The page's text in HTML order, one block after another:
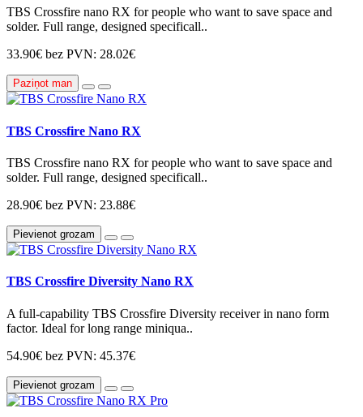
TBS Crossfire nano RX for people who want to save space and
solder. Full range, designed specificall..
33.90€ bez PVN: 28.02€
Paziņot man
TBS Crossfire Nano RX
TBS Crossfire nano RX for people who want to save space and
solder. Full range, designed specificall..
28.90€ bez PVN: 23.88€
Pievienot grozam
TBS Crossfire Diversity Nano RX
A full-capability TBS Crossfire Diversity receiver in nano form
factor. Ideal for long range miniqua..
54.90€ bez PVN: 45.37€
Pievienot grozam